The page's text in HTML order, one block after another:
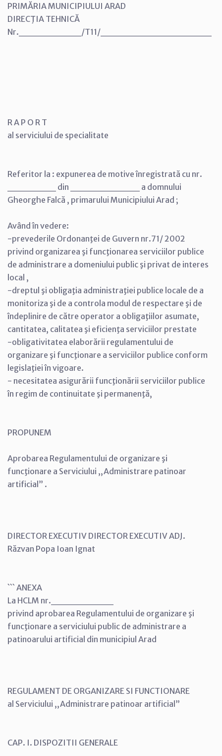
PRIMĂRIA MUNICIPIULUI ARAD
DIRECŢIA TEHNICĂ
Nr._________/T11/________________
R A P O R T
al serviciului de specialitate
Referitor la : expunerea de motive înregistrată cu nr.
_______ din __________ a domnului
Gheorghe Falcă , primarului Municipiului Arad ;
Având în vedere:
-prevederile Ordonanţei de Guvern nr.71/ 2002
privind organizarea şi funcţionarea serviciilor publice
de administrare a domeniului public şi privat de interes
local ,
-dreptul şi obligaţia administraţiei publice locale de a
monitoriza şi de a controla modul de respectare şi de
îndeplinire de către operator a obligaţiilor asumate,
cantitatea, calitatea şi eficienţa serviciilor prestate
-obligativitatea elaborării regulamentului de
organizare şi funcţionare a serviciilor publice conform
legislaţiei în vigoare.
- necesitatea asigurării funcţionării serviciilor publice
în regim de continuitate şi permanenţă,
PROPUNEM
Aprobarea Regulamentului de organizare şi
funcţionare a Serviciului ,,Administrare patinoar
artificial” .
DIRECTOR EXECUTIV DIRECTOR EXECUTIV ADJ.
Răzvan Popa Ioan Ignat
``` ANEXA
La HCLM nr._________
privind aprobarea Regulamentului de organizare şi
funcţionare a serviciului public de administrare a
patinoarului artificial din municipiul Arad
REGULAMENT DE ORGANIZARE SI FUNCTIONARE
al Serviciului ,,Administrare patinoar artificial”
CAP. I. DISPOZITII GENERALE